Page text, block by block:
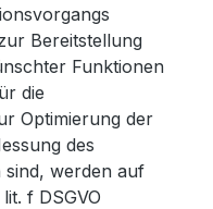
Bereitstellung
Funktionen
die
Optimierung der
des
werden auf
f DSGVO